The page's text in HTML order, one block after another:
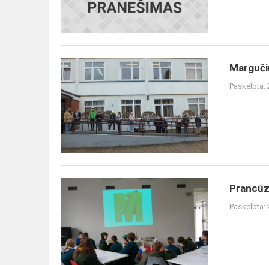
Margučių
alėja
Paskelbta:
Prancūzų
„Vive
l‘amitié“(
„Tegyvuoja
Paskelbta: